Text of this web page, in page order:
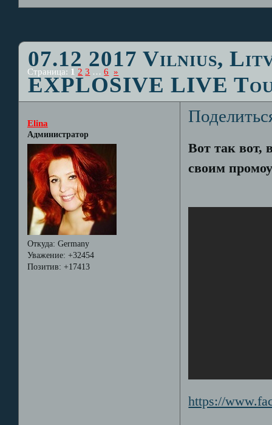
07.12 2017 Vilnius,
EXPLOSIVE LIVE
Страница: 1 2 3 … 6 »
Elina
Администратор
Откуда: Germany
Уважение: +32454
Позитив: +17413
Вот так вот,
своим
https://